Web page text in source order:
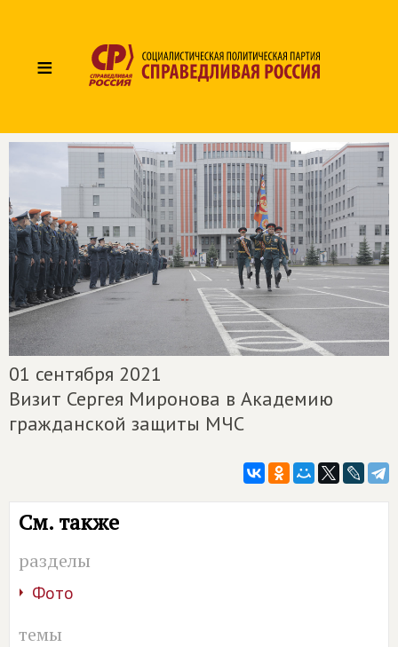
≡
01 сентября 2021
Визит Сергея Миронова в Академию
гражданской защиты МЧС
См. также
разделы
Фото
темы